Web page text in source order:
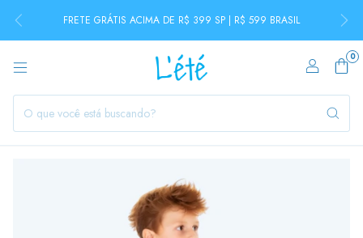
FRETE GRÁTIS ACIMA DE R$ 399 SP | R$ 599 BRASIL
0